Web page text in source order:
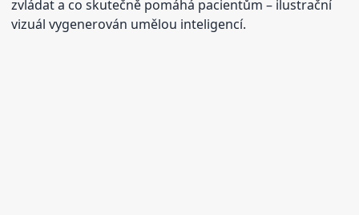
zvládat a co skutečně pomáhá pacientům – ilustrační
vizuál vygenerován umělou inteligencí.